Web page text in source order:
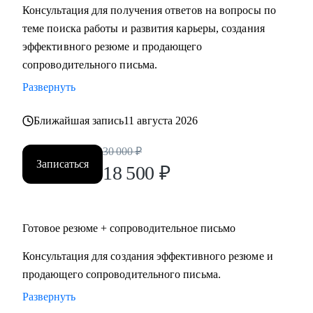
Мидл и топ руководители.
• CEO/Генеральный директор
• Операционный директор/Исполнительный директор
• Коммерческий директор/Директор по продажам
• CFO/ Финансовый директор
• Директор по производству
• ИТ-директор
• Директор по логистике и закупкам
• Директор по стратегическому развитию
Для своих клиентов я — Карьерный доктор, который
поможет «диагностировать и вылечить» проблемы в
области профессионального развития: выявить сильные
уникальность, найти оптимальное и актуальное решение, а
Консультация для получения ответов на вопросы по
теме поиска работы и развития карьеры, создания
эффективного резюме и продающего
сопроводительного письма.
Развернуть
Ближайшая запись11 августа 2026
Записаться
30 000 ₽
18 500 ₽
Готовое резюме + сопроводительное письмо
Консультация для создания эффективного резюме и
продающего сопроводительного письма.
Развернуть